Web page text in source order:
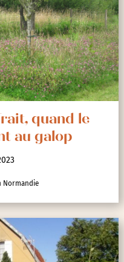
quand le
au galop
Normandie